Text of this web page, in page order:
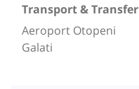
Transport &
Aeroport Otopeni
Galati